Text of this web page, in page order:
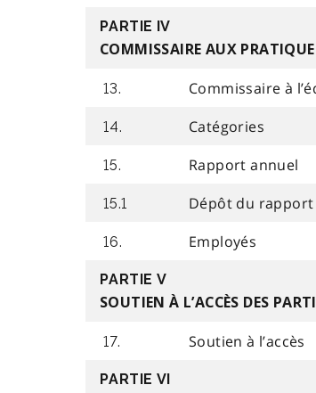
PARTIE IV
COMMISSAIRE AUX
13. Commissaire à
14. Catégories
15. Rapport annuel
15.1 Dépôt du rapport
16. Employés
PARTIE V
SOUTIEN À L’ACCÈS DES
17. Soutien à l’accès
PARTIE VI